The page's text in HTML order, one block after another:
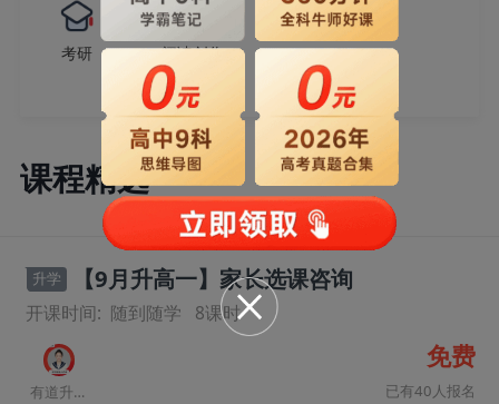
考研 阅读创作
课程精选
升学 【9月升高一】家长选课咨询
开课时间: 随到随学 8课时
有道升学规划师
免费
已有40人报名